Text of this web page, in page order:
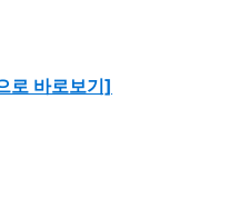
로 바로보기]